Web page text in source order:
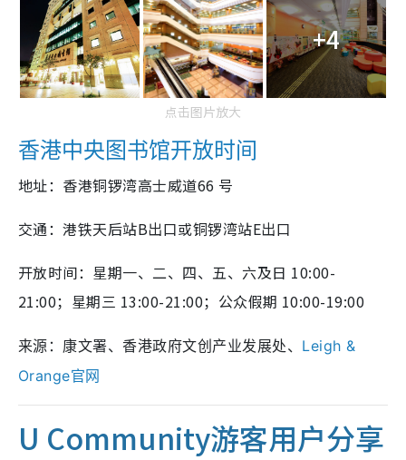
+4
点击图片放大
香港中央图书馆开放时间
地址：香港铜锣湾高士威道66 号
交通：港铁天后站B出口或铜锣湾站E出口
开放时间：星期一、二、四、五、六及日 10:00-
21:00；星期三 13:00-21:00；公众假期 10:00-19:00
来源：康文署、香港政府文创产业发展处、 Leigh &
Orange官网
U Community游客用户分享